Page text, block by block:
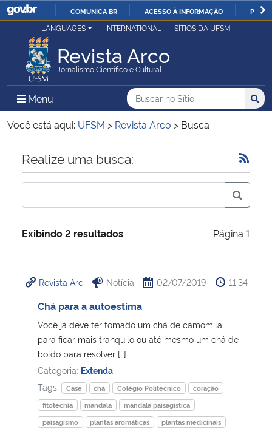
IR
O
COMUNICA BR ACESSO À INFORMAÇÃO
Ministério da Justiça e Segurança Pública
Ministério da Defesa
Ministério das Relações Exteriores
Ministério da Economia
Ministério da Infraestrutura
Ministério da Cidadania
Ministério da Saúde
Ministério de Minas e Energia
Ministério da Ciência, Tecnologia, Inovações e Comunicações
Ministério do Meio Ambiente
LANGUAGES INTERNATIONAL SÍTIOS DA UFSM
Revista Arco
Jornalismo Científico e Cultural
Menu Menu Principal do Sítio
Busca
Buscar no no Sítio
Busca:
Você está aqui: UFSM > Revista Arco > Busca
Início do conteúdo
Realize uma busca:
Exibindo 2 resultados Página 1
Revista Arc Notícia 02/07/2019 11:34
Chá para a autoestima
Você já deve ter tomado um chá de camomila
para ficar mais tranquilo ou até mesmo um chá de
boldo para resolver […]
Categoria: Extenda
Tags:
Case chá Colégio Politécnico
coração
fitotecnia
mandala
mandala paisagística
paisagismo
plantas aromáticas
plantas medicinais